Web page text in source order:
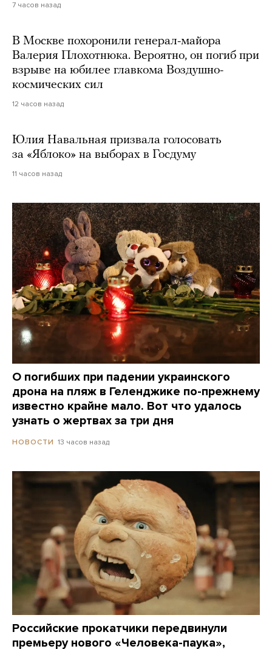
7 часов назад
В Москве похоронили генерал-майора
Валерия Плохотнюка. Вероятно, он погиб при
взрыве на юбилее главкома Воздушно-
космических сил
12 часов назад
Юлия Навальная призвала голосовать
за «Яблоко» на выборах в Госдуму
11 часов назад
О погибших при падении украинского
дрона на пляж в Геленджике по-прежнему
известно крайне мало. Вот что удалось
узнать о жертвах за три дня
НОВОСТИ 13 часов назад
Российские прокатчики передвинули
премьеру нового «Человека-паука»,